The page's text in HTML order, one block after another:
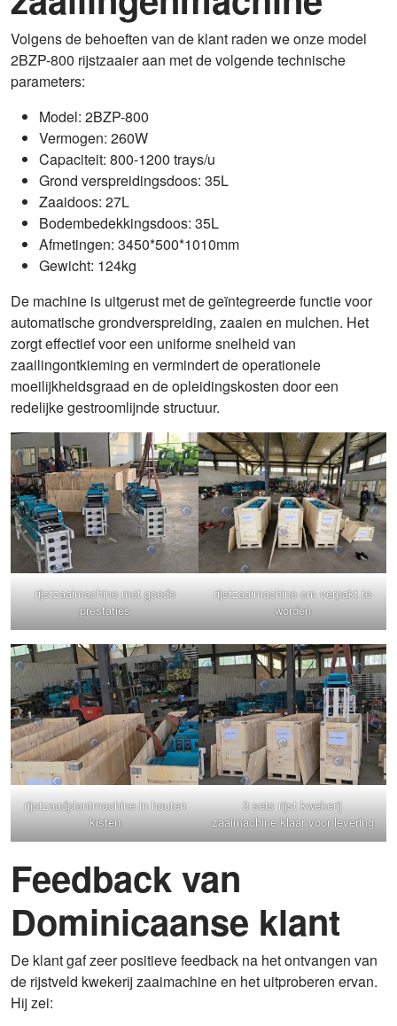
Volgens de behoeften van de klant raden we onze model
2BZP-800 rijstzaaier aan met de volgende technische
parameters:
Model: 2BZP-800
Vermogen: 260W
Capaciteit: 800-1200 trays/u
Grond verspreidingsdoos: 35L
Zaaidoos: 27L
Bodembedekkingsdoos: 35L
Afmetingen: 3450*500*1010mm
Gewicht: 124kg
De machine is uitgerust met de geïntegreerde functie voor
automatische grondverspreiding, zaaien en mulchen. Het
zorgt effectief voor een uniforme snelheid van
zaailingontkieming en vermindert de operationele
moeilijkheidsgraad en de opleidingskosten door een
redelijke gestroomlijnde structuur.
rijstzaaimachine met goede
prestaties
rijstzaaimachine om verpakt te
worden
rijstzaadplantmachine in houten
kisten
3 sets rijst kwekerij
zaaimachine klaar voor levering
Feedback van
Dominicaanse klant
De klant gaf zeer positieve feedback na het ontvangen van
de rijstveld kwekerij zaaimachine en het uitproberen ervan.
Hij zei: